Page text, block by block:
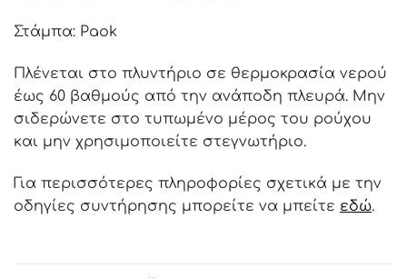
Στάμπα: Paok
Πλένεται στο πλυντήριο σε θερμοκρασία νερού
έως 60 βαθμούς από την ανάποδη πλευρά. Μην
σιδερώνετε στο τυπωμένο μέρος του ρούχου
και μην χρησιμοποιείτε στεγνωτήριο.
Για περισσότερες πληροφορίες σχετικά με την
οδηγίες συντήρησης μπορείτε να μπείτε εδώ.